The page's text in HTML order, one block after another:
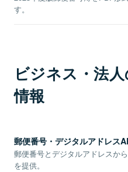
す。
ビジネス・法
情報
郵便番号・デジタルアドレス
郵便番号とデジタルアドレスか
を提供。